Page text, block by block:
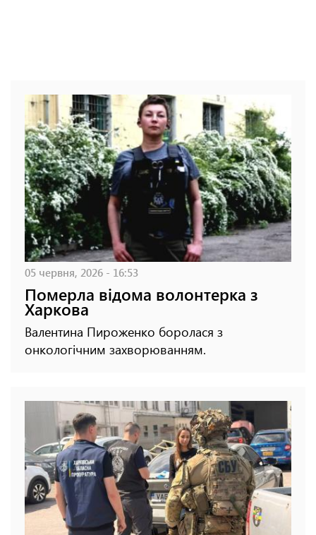
05 червня, 2026 - 16:53
Померла відома волонтерка з
Харкова
Валентина Пироженко боролася з
онкологічним захворюванням.